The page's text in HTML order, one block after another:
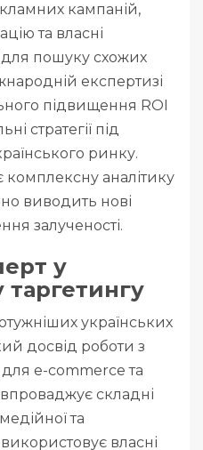
кампаній,
та власні
для пошуку схожих
експертизі
підвищення ROI
стратегії під
ринку.
комплексну аналітику
виводить нові
залученості.
у
українських
досвід роботи з
e-commerce та
впроваджує складні
та
власні